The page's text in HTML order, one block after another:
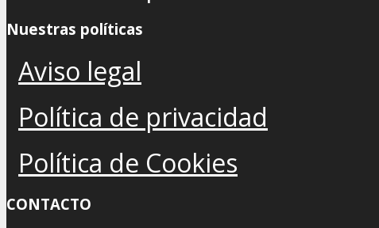
Nuestras políticas
Aviso legal
Política de privacidad
Política de Cookies
CONTACTO